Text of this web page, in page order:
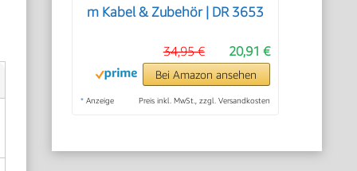
m Kabel & Zubehör | DR 3653
20,91 €
34,95 €
Bei Amazon ansehen
* Anzeige Preis inkl. MwSt., zzgl. Versandkosten